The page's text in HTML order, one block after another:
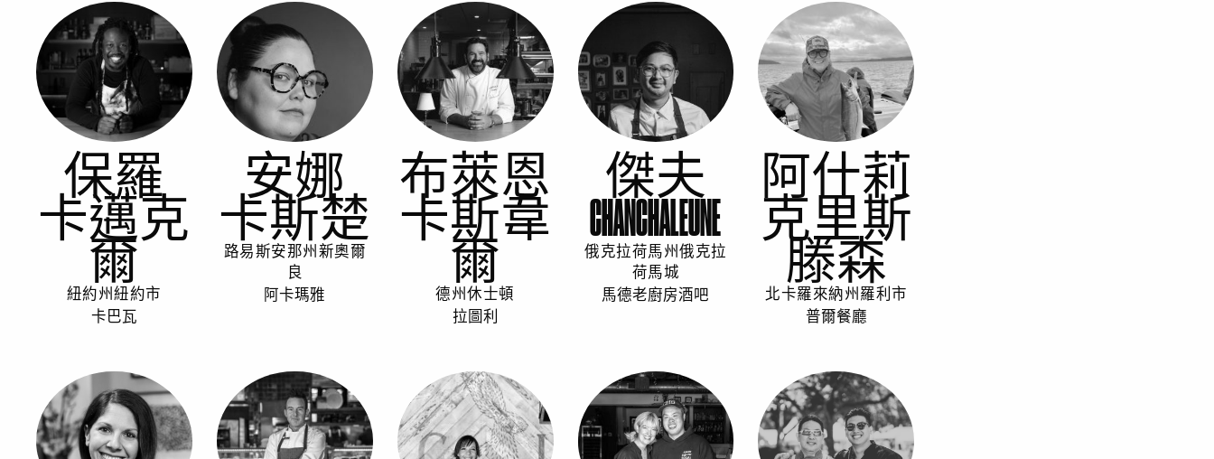
保羅
卡邁克
爾
紐約州紐約市
卡巴瓦
安娜
卡斯楚
路易斯安那州新奧爾
良
阿卡瑪雅
布萊恩
卡斯韋
爾
德州休士頓
拉圖利
傑夫
CHANCHALEUNE
俄克拉荷馬州俄克拉
荷馬城
馬德老廚房酒吧
阿什莉
克里斯
滕森
北卡羅來納州羅利市
普爾餐廳